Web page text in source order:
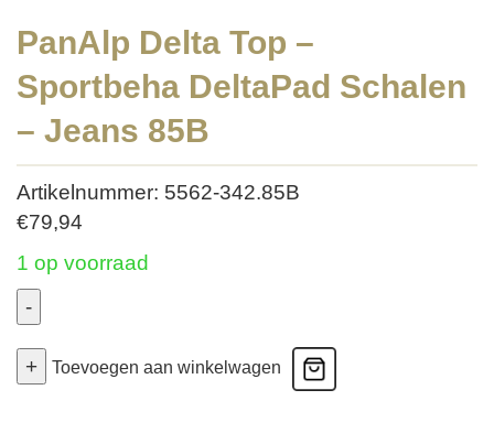
PanAlp Delta Top –
Sportbeha DeltaPad Schalen
– Jeans 85B
Artikelnummer: 5562-342.85B
€79,94
1 op voorraad
-
Delta
+ Toevoegen aan winkelwagen